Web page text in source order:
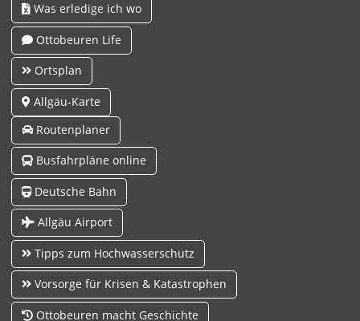
Was erledige ich wo
Ottobeuren Life
Ortsplan
Allgäu-Karte
Routenplaner
Busfahrpläne online
Deutsche Bahn
Allgäu Airport
Tipps zum Hochwasserschutz
Vorsorge für Krisen & Katastrophen
Ottobeuren macht Geschichte